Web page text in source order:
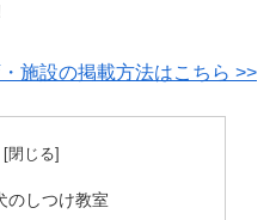
施設の掲載方法はこちら >>
のしつけ教室